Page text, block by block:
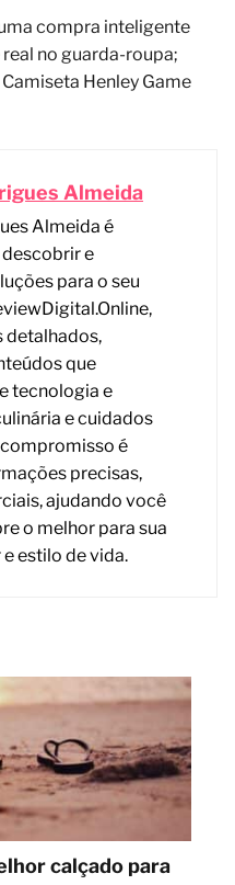
compra inteligente
no guarda-roupa;
Henley Game
Almeida
Almeida é
e
para o seu
detalhados,
que
tecnologia e
e cuidados
é
precisas,
ajudando você
o melhor para sua
estilo de vida.
calçado para